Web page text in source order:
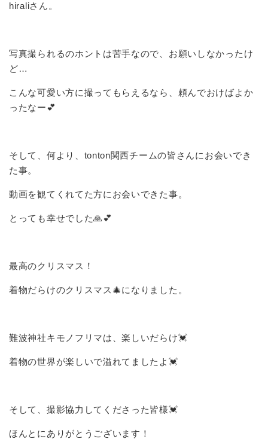
hiraliさん。
写真撮られるのホントは苦手なので、お願いしなかったけ
ど…
こんな可愛い方に撮ってもらえるなら、頼んでおけばよか
ったなー💕
そして、何より、tonton関西チームの皆さんにお会いでき
た事。
動画を観てくれてた方にお会いできた事。
とっても幸せでした🙏💕
最高のクリスマス！
着物だらけのクリスマス🎄になりました。
難波神社キモノフリマは、楽しいだらけ💓
着物の世界が楽しいで溢れてましたよ💓
そして、撮影協力してくださった皆様💓
ほんとにありがとうございます！